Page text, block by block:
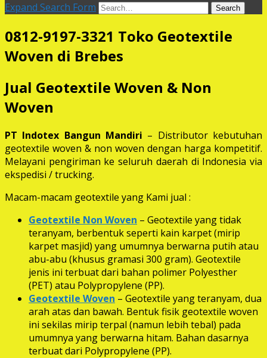
Expand Search Form
Search
0812-9197-3321 Toko Geotextile
Woven di Brebes
Jual Geotextile Woven & Non
Woven
PT Indotex Bangun Mandiri – Distributor kebutuhan
geotextile woven & non woven dengan harga kompetitif.
Melayani pengiriman ke seluruh daerah di Indonesia via
ekspedisi / trucking.
Macam-macam geotextile yang Kami jual :
Geotextile Non Woven – Geotextile yang tidak
teranyam, berbentuk seperti kain karpet (mirip
karpet masjid) yang umumnya berwarna putih atau
abu-abu (khusus gramasi 300 gram). Geotextile
jenis ini terbuat dari bahan polimer Polyesther
(PET) atau Polypropylene (PP).
Geotextile Woven – Geotextile yang teranyam, dua
arah atas dan bawah. Bentuk fisik geotextile woven
ini sekilas mirip terpal (namun lebih tebal) pada
umumnya yang berwarna hitam. Bahan dasarnya
terbuat dari Polypropylene (PP).